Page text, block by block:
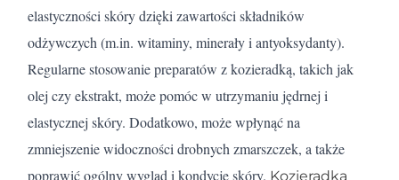
elastyczności skóry dzięki zawartości składników
odżywczych (m.in. witaminy, minerały i antyoksydanty).
Regularne stosowanie preparatów z kozieradką, takich jak
olej czy ekstrakt, może pomóc w utrzymaniu jędrnej i
elastycznej skóry. Dodatkowo, może wpłynąć na
zmniejszenie widoczności drobnych zmarszczek, a także
poprawić ogólny wygląd i kondycję skóry. Kozieradka